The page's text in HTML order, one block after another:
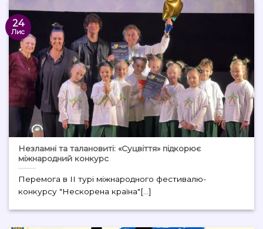
Незламні та талановиті: «Суцвіття» підкорює
міжнародний конкурс
Перемога в II турі міжнародного фестивалю-
конкурсу "Нескорена країна"[...]
24
Лис